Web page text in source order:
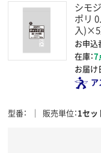
シモ
ポリ
入)×5
お申込
在庫：7
お届け
ア
型番 販売単位 1セッ